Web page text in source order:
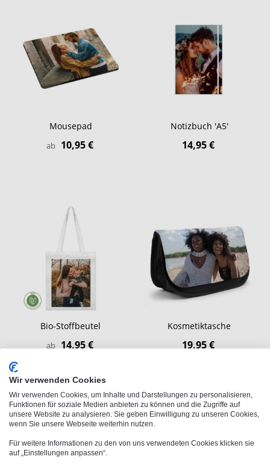
Mousepad
ab 10,95 €
Notizbuch 'A5'
14,95 €
Bio-Stoffbeutel
ab 14,95 €
Kosmetiktasche
19,95 €
Wir verwenden Cookies
Wir verwenden Cookies, um Inhalte und Darstellungen zu personalisieren,
Funktionen für soziale Medien anbieten zu können und die Zugriffe auf
unsere Website zu analysieren. Sie geben Einwilligung zu unseren Cookies,
wenn Sie unsere Webseite weiterhin nutzen.
Für weitere Informationen zu den von uns verwendeten Cookies klicken sie
auf „Einstellungen anpassen“.